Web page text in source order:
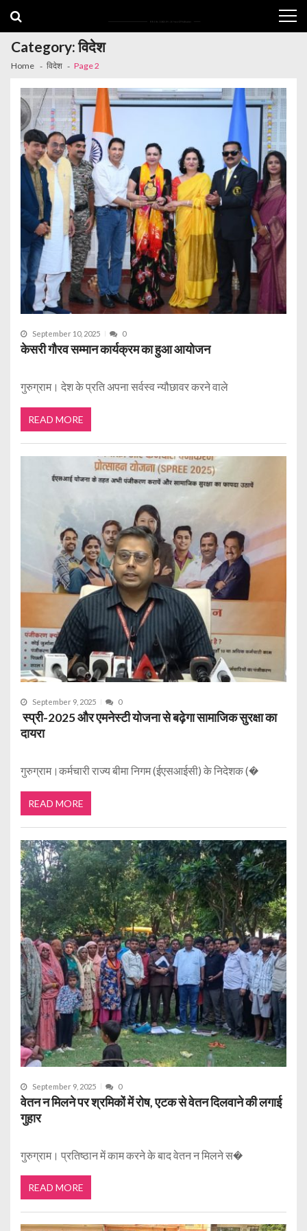
Category:विदेश
Home विदेश Page 2
September 10, 2025 0
केसरी गौरव सम्मान कार्यक्रम का हुआ आयोजन
गुरुग्राम। देश के प्रति अपना सर्वस्व न्यौछावर करने वाले
READ MORE
September 9, 2025 0
स्प्री-2025 और एमनेस्टी योजना से बढ़ेगा सामाजिक सुरक्षा का
दायरा
गुरुग्राम।कर्मचारी राज्य बीमा निगम (ईएसआईसी) के निदेशक (�
READ MORE
September 9, 2025 0
वेतन न मिलने पर श्रमिकों में रोष, एटक से वेतन दिलवाने की लगाई
गुहार
गुरुग्राम। प्रतिष्ठान में काम करने के बाद वेतन न मिलने स�
READ MORE